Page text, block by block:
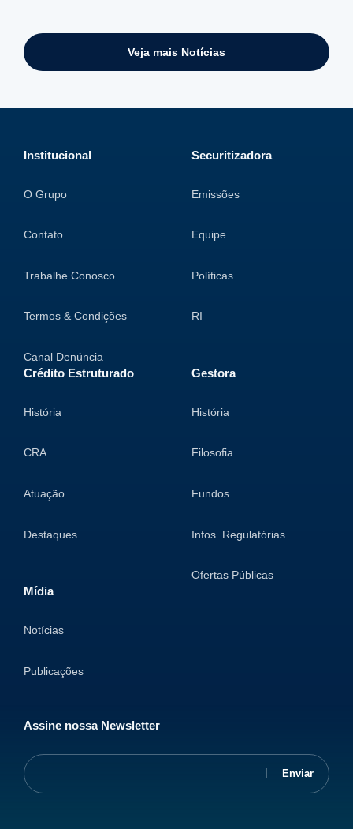
Veja mais Notícias
Institucional
O Grupo
Contato
Trabalhe Conosco
Termos & Condições
Canal Denúncia
Securitizadora
Emissões
Equipe
Políticas
RI
Crédito Estruturado
História
CRA
Atuação
Destaques
Gestora
História
Filosofia
Fundos
Infos. Regulatórias
Ofertas Públicas
Mídia
Notícias
Publicações
Assine nossa Newsletter